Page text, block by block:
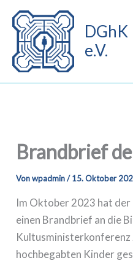
Zum
Inhalt
springen
DGhK
e.V.
Brandbrief
Vonwpadmin/15. Oktober
Im Oktober 2023 hat
einen Brandbrief an die
Kultusministerkonferenz
hochbegabten Kinder